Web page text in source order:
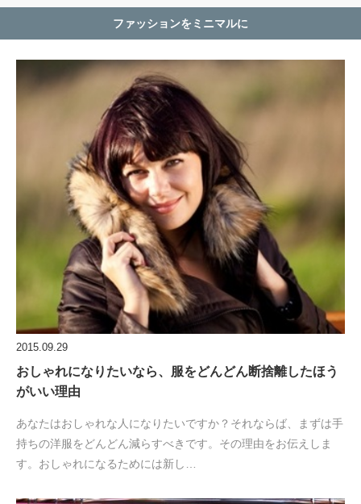
ファッションをミニマルに
2015.09.29
おしゃれになりたいなら、服をどんどん断捨離したほう
がいい理由
あなたはおしゃれな人になりたいですか？それならば、まずは手
持ちの洋服をどんどん減らすべきです。その理由をお伝えしま
す。おしゃれになるためには新し…